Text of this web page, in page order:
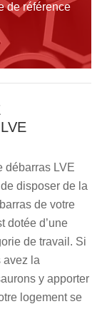
de référence
débarras LVE
disposer de la
de votre
dotée d’une
de travail. Si
avez la
y apporter
logement se